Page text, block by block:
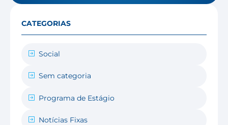
CATEGORIAS
Social
Sem categoria
Programa de Estágio
Notícias Fixas